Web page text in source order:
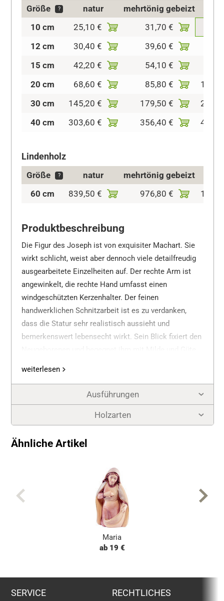
Größe ? natur mehrtönig gebeizt
10 cm
25,10 € 31,70 €
12 cm
30,40 € 39,60 €
15 cm
42,20 € 54,10 €
20 cm
68,60 € 85,80 €
30 cm
145,20 € 179,50 €
40 cm
303,60 € 356,40 €
Lindenholz
Größe ? natur mehrtönig gebeizt
60 cm
839,50 € 976,80 €
Produktbeschreibung
Die Figur des Joseph ist von exquisiter Machart. Sie
wirkt schlicht, weist aber dennoch viele detailfreudig
ausgearbeitete Einzelheiten auf. Der rechte Arm ist
angewinkelt, die rechte Hand umfasst einen
windgeschützten Kerzenhalter. Der feinen
handwerklichen Schnitzarbeit ist es zu verdanken,
dass die Statur sehr realistisch aussieht und
bemerkenswert lebensecht wirkt. Sein Blick fixiert den
weiterlesen
Ausführungen
Holzarten
Ähnliche Artikel
Maria
ab 19 €
SERVICE RECHTLICHES